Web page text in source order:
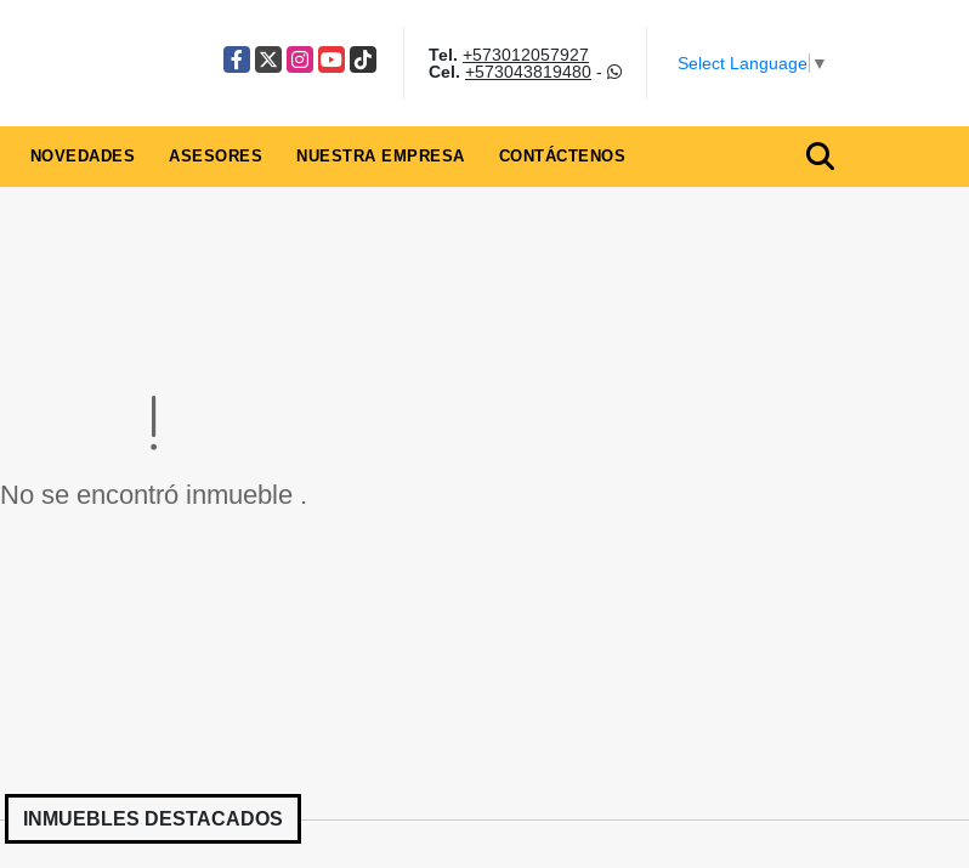
Facebook
X Instagram
YouTube
TikTok Tel. +573012057927
Cel. +573043819480- Select Language ▼
NOVEDADES ASESORES NUESTRA EMPRESA CONTÁCTENOS
No se encontró inmueble .
INMUEBLES DESTACADOS